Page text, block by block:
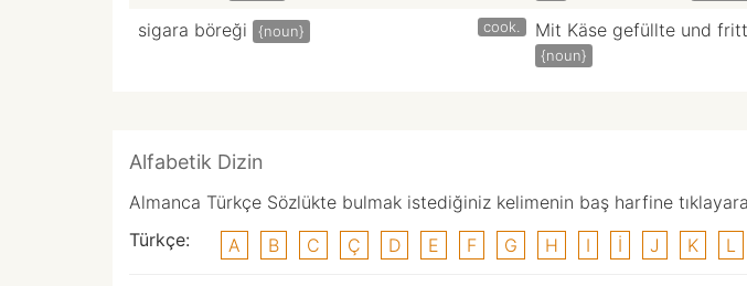
sigara böreği {noun} cook. Mit Käse gefüllte und
{noun}
Alfabetik Dizin
Almanca Türkçe Sözlükte bulmak istediğiniz kelimenin baş harfine
Türkçe:
A B C Ç D E F G H I I J K L